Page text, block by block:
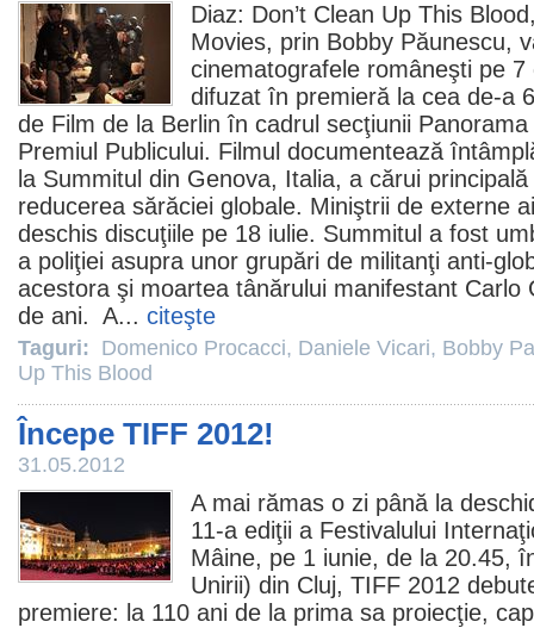
Diaz: Don’t Clean Up This
Movies, prin Bobby Păunescu,
cinematografele româneşti pe
difuzat în premieră la cea de-a
de Film de la Berlin în cadrul secţiunii
Premiul Publicului. Filmul documentează
la Summitul din Genova, Italia, a cărui
reducerea sărăciei globale. Miniştrii de externe
deschis discuţiile pe 18 iulie. Summitul a fost
a poliţiei asupra unor grupări de militanţi anti-
acestora şi moartea tânărului manifestant Carlo
de ani. A... citeşte
Taguri: Domenico Procacci, Daniele Vicari, Bobby
Up This Blood
Începe TIFF 2012!
31.05.2012
A mai rămas o zi până la
11-a ediţii a Festivalului
Mâine, pe 1 iunie, de la 20.45,
Unirii) din Cluj, TIFF 2012
premiere: la 110 ani de la prima sa proiecţie,